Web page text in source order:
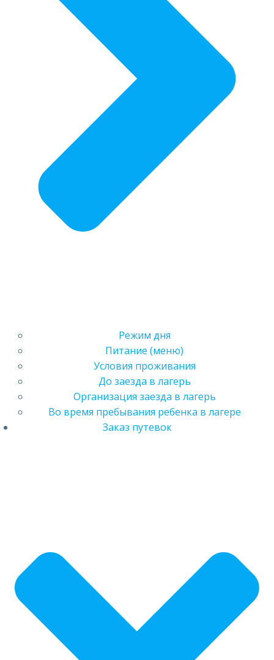
Режим дня
Питание (меню)
Условия проживания
До заезда в лагерь
Организация заезда в лагерь
Во время пребывания ребенка в лагере
Заказ путевок